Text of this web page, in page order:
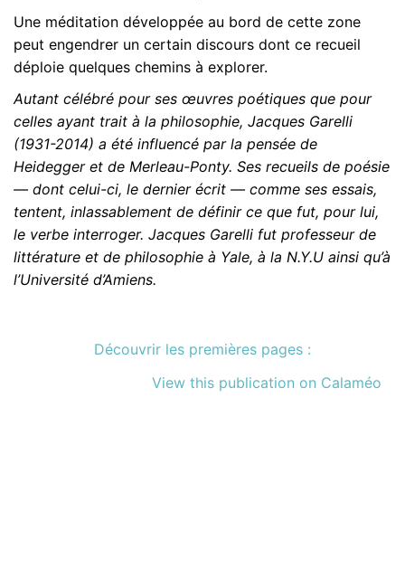
Une méditation développée au bord de cette zone
peut engendrer un certain discours dont ce recueil
déploie quelques chemins à explorer.
Autant célébré pour ses œuvres poétiques que pour
celles ayant trait à la philosophie, Jacques Garelli
(1931-2014) a été influencé par la pensée de
Heidegger et de Merleau-Ponty. Ses recueils de poésie
— dont celui-ci, le dernier écrit — comme ses essais,
tentent, inlassablement de définir ce que fut, pour lui,
le verbe interroger. Jacques Garelli fut professeur de
littérature et de philosophie à Yale, à la N.Y.U ainsi qu’à
l’Université d’Amiens.
Découvrir les premières pages :
View this publication on Calaméo